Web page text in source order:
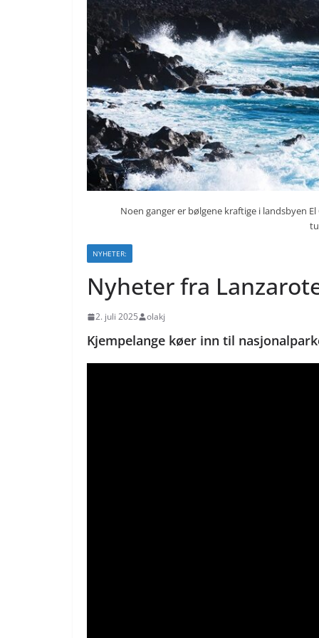
Noen ganger er bølgene kraftige i landsbyen
NYHETER:
Nyheter fra
2. juli 2025 olakj
Kjempelange køer inn til